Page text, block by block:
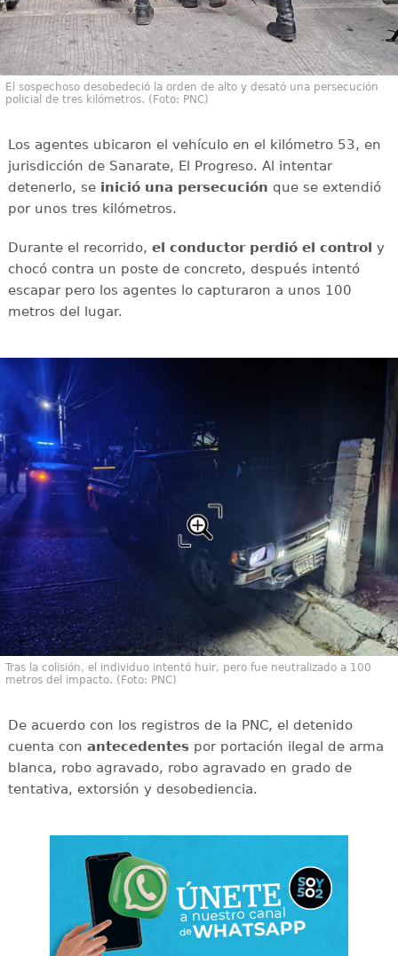
El sospechoso desobedeció la orden de alto y desató una persecución
policial de tres kilómetros. (Foto: PNC)
Los agentes ubicaron el vehículo en el kilómetro 53, en
jurisdicción de Sanarate, El Progreso. Al intentar
detenerlo, se inició una persecución que se extendió
por unos tres kilómetros.
Durante el recorrido, el conductor perdió el control y
chocó contra un poste de concreto, después intentó
escapar pero los agentes lo capturaron a unos 100
metros del lugar.
Tras la colisión, el individuo intentó huir, pero fue neutralizado a 100
metros del impacto. (Foto: PNC)
De acuerdo con los registros de la PNC, el detenido
cuenta con antecedentespor portación ilegal de arma
blanca, robo agravado, robo agravado en grado de
tentativa, extorsión y desobediencia.